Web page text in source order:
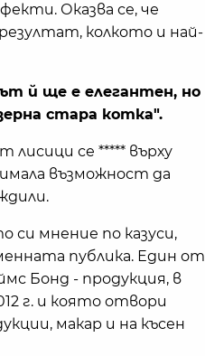
Оказва се, че
колкото и най-
й ще е елегантен, но
стара котка".
лисици се ***** върху
възможност да
си мнение по казуси,
публика. Един от
Бонд - продукция, в
г. и която отвори
макар и на късен